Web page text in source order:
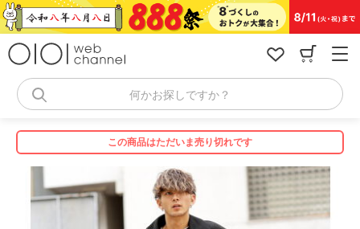
コ
ン
何かお探しですか？
この商品はただいま売り切れです